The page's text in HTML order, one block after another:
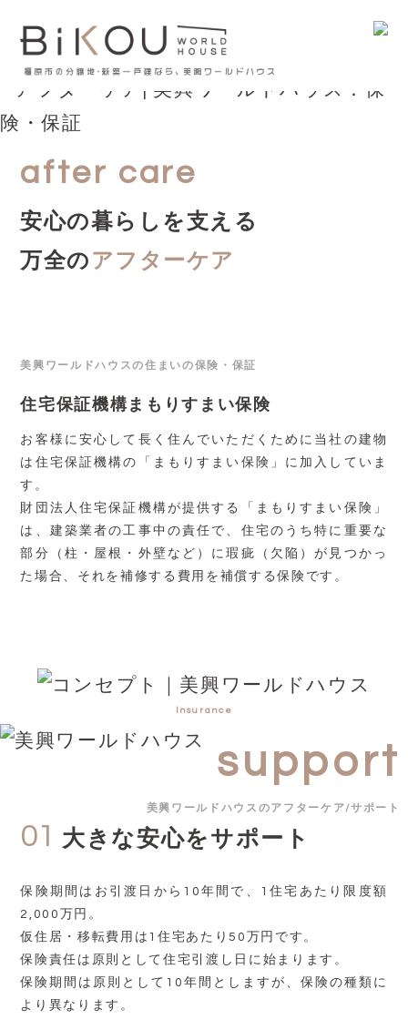
after care
安心の暮らしを支える
万全の アフターケア
美興ワールドハウスの住まいの保険・保証
住宅保証機構まもりすまい保険
お客様に安心して長く住んでいただくために当社の建物
は住宅保証機構の「まもりすまい保険」に加入していま
す。
財団法人住宅保証機構が提供する「まもりすまい保険」
は、建築業者の工事中の責任で、住宅のうち特に重要な
部分（柱・屋根・外壁など）に瑕疵（欠陥）が見つかっ
た場合、それを補修する費用を補償する保険です。
Insurance
01 大きな安心をサポート
保険期間はお引渡日から10年間で、1住宅あたり限度額
2,000万円。
仮住居・移転費用は1住宅あたり50万円です。
保険責任は原則として住宅引渡し日に始まります。
保険期間は原則として10年間としますが、保険の種類に
より異なります。
support
美興ワールドハウスのアフターケア/サポート